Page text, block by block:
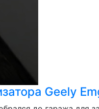
Geely